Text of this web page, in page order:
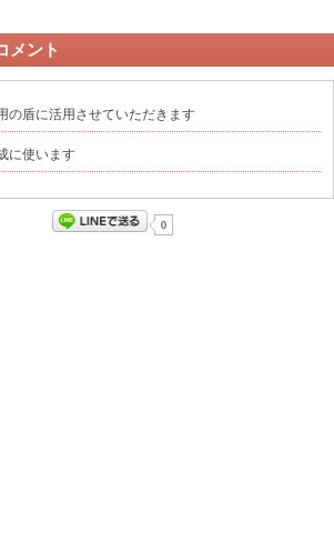
メント
の盾に活用させていただきます
に使います
0